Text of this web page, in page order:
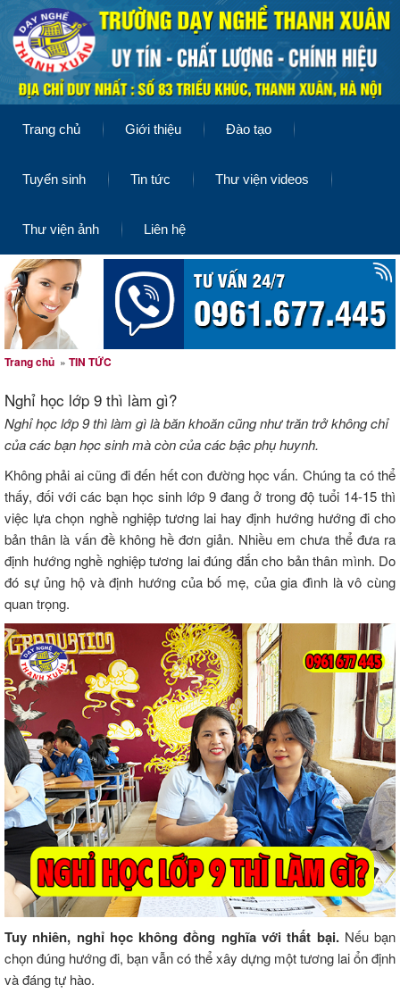
Trang chủ Giới thiệu Đào tạo
Tuyển sinh Tin tức Thư viện videos
Thư viện ảnh Liên hệ
Trang chủ » TIN TỨC
Nghỉ học lớp 9 thì làm gì?
Nghỉ học lớp 9 thì làm gì là băn khoăn cũng như trăn trở không chỉ
của các bạn học sinh mà còn của các bậc phụ huynh.
Khôngphải aicũng điđến hếtcon đường họcvấn. Chúng ta có thể
thấy, đối với các bạn học sinh lớp 9 đang ở trong độ tuổi 14-15 thì
việc lựa chọn nghề nghiệp tương lai hay định hướng hướng đi cho
bản thân là vấn đề không hề đơn giản. Nhiều em chưa thể đưa ra
định hướng nghề nghiệp tương lai đúng đắn cho bản thân mình. Do
đó sự ủng hộ và định hướng của bố mẹ, của gia đình là vô cùng
quan trọng.
Tuy nhiên, nghỉ họckhôngđồng nghĩa vớithất bại. Nếubạn
chọnđúng hướngđi, bạnvẫncóthểxây dựng mộttương laiổnđịnh
vàđángtự hào.